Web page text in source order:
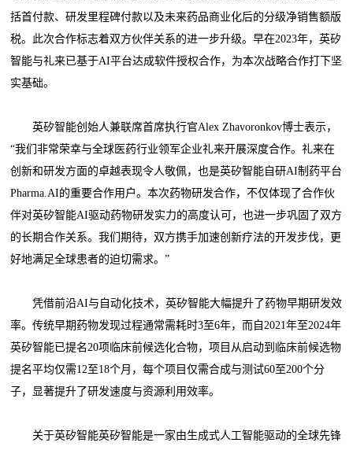
括首付款、研发里程碑付款以及未来药品商业化后的分级净销售额版
税。此次合作标志着双方伙伴关系的进一步升级。早在2023年，英矽
智能与礼来已基于AI平台达成软件授权合作，为本次战略合作打下坚
实基础。
英矽智能创始人兼联席首席执行官Alex Zhavoronkov博士表示，
“我们非常荣幸与全球医药行业领军企业礼来开展深度合作。礼来在
创新和研发方面的卓越表现令人敬佩，也是英矽智能自研AI制药平台
Pharma.AI的重要合作用户。本次药物研发合作，不仅体现了合作伙
伴对英矽智能AI驱动药物研发实力的高度认可，也进一步巩固了双方
的长期合作关系。我们期待，双方携手加速创新疗法的开发步伐，更
好地满足全球患者的迫切需求。”
凭借前沿AI与自动化技术，英矽智能大幅提升了药物早期研发效
率。传统早期药物发现过程通常需耗时3至6年，而自2021年至2024年
英矽智能已提名20项临床前候选化合物，项目从启动到临床前候选物
提名平均仅需12至18个月，每个项目仅需合成与测试60至200个分
子，显著提升了研发速度与资源利用效率。
关于英矽智能英矽智能是一家由生成式人工智能驱动的全球先锋